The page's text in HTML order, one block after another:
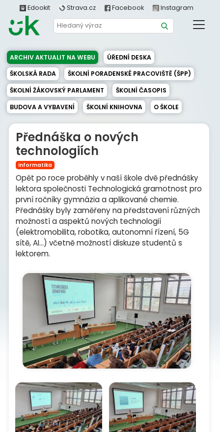
Edookit Strava.cz Facebook Instagram
ARCHIV AKTUALIT NA WEBU
ÚŘEDNÍ DESKA
ŠKOLSKÁ RADA
ŠKOLNÍ PORADENSKÉ PRACOVIŠTĚ (ŠPP)
ŠKOLNÍ ŽÁKOVSKÝ PARLAMENT
ŠKOLNÍ ČASOPIS
BUDOVA A VYBAVENÍ
ŠKOLNÍ KNIHOVNA O ŠKOLE
Přednáška o nových
technologiích
informatika
Opět po roce proběhly v naší škole dvě přednášky
lektora společnosti Technologická gramotnost pro
první ročníky gymnázia a aplikované chemie.
Přednášky byly zaměřeny na představení různých
možností a aspektů nových technologií
(elektromobilita, robotika, autonomní řízení, 5G
sítě, AI...) včetně možností diskuze studentů s
lektorem.